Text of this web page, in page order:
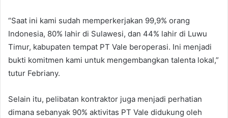
“Saat ini kami sudah memperkerjakan 99,9% orang
Indonesia, 80% lahir di Sulawesi, dan 44% lahir di Luwu
Timur, kabupaten tempat PT Vale beroperasi. Ini menjadi
bukti komitmen kami untuk mengembangkan talenta lokal,”
tutur Febriany.
Selain itu, pelibatan kontraktor juga menjadi perhatian
dimana sebanyak 90% aktivitas PT Vale didukung oleh